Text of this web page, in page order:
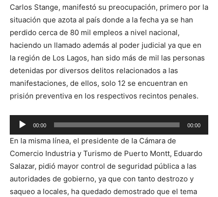
Carlos Stange, manifestó su preocupación, primero por la
situación que azota al país donde a la fecha ya se han
perdido cerca de 80 mil empleos a nivel nacional,
haciendo un llamado además al poder judicial ya que en
la región de Los Lagos, han sido más de mil las personas
detenidas por diversos delitos relacionados a las
manifestaciones, de ellos, solo 12 se encuentran en
prisión preventiva en los respectivos recintos penales.
Reproductor
de
audio
00:00 00:00
En la misma línea, el presidente de la Cámara de
Comercio Industria y Turismo de Puerto Montt, Eduardo
Salazar, pidió mayor control de seguridad pública a las
autoridades de gobierno, ya que con tanto destrozo y
saqueo a locales, ha quedado demostrado que el tema